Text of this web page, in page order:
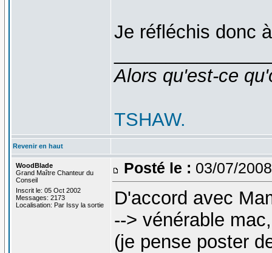
Je réfléchis donc
Alors qu'est-ce
TSHAW.
Revenir en haut
WoodBlade
Grand Maître Chanteur du
Conseil
Inscrit le: 05 Oct 2002
Messages: 2173
Localisation: Par Issy la sortie
Posté le : 03/07/
D'accord avec
--> vénérable
(je pense poster